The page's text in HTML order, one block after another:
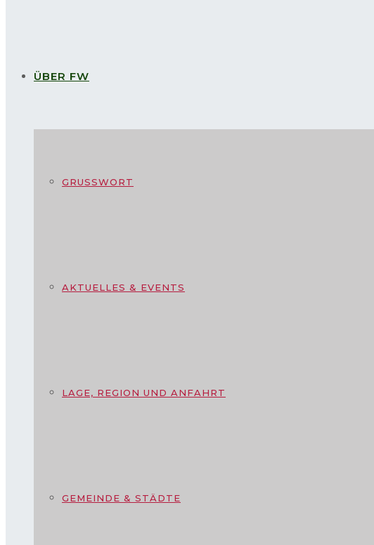
ÜBER FW
GRUSSWORT
AKTUELLES & EVENTS
LAGE, REGION UND ANFAHRT
GEMEINDE & STÄDTE